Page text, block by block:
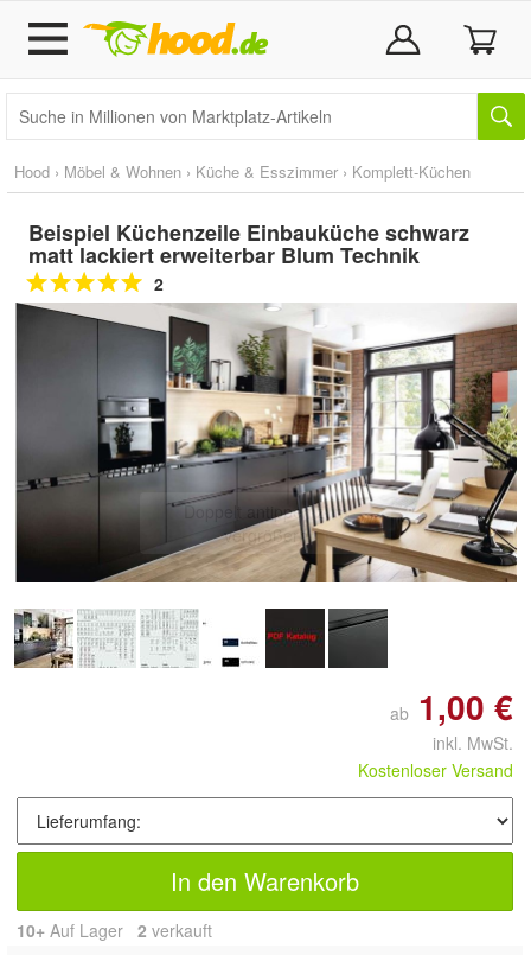
Hood › Möbel & Wohnen › Küche & Esszimmer › Komplett-Küchen
Beispiel Küchenzeile Einbauküche schwarz
matt lackiert erweiterbar Blum Technik
2
Doppelt antippen zum
vergrößern
ab 1,00 €
inkl. MwSt.
Kostenloser Versand
In den Warenkorb
10+ Auf Lager 2 verkauft